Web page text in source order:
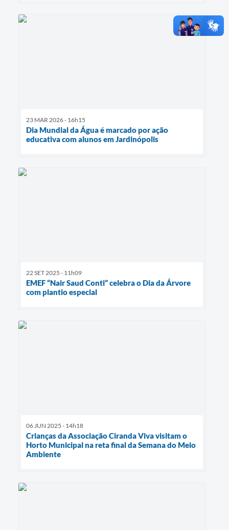
23 MAR 2026 - 16h15
Dia Mundial da Água é marcado por ação
educativa com alunos em Jardinópolis
22 SET 2025 - 11h09
EMEF “Nair Saud Conti” celebra o Dia da Árvore
com plantio especial
06 JUN 2025 - 14h18
Crianças da Associação Ciranda Viva visitam o
Horto Municipal na reta final da Semana do Meio
Ambiente